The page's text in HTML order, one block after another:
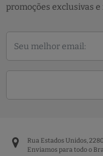
promoções exclusivas e
Rua Estados Unidos,
Enviamos para todo o